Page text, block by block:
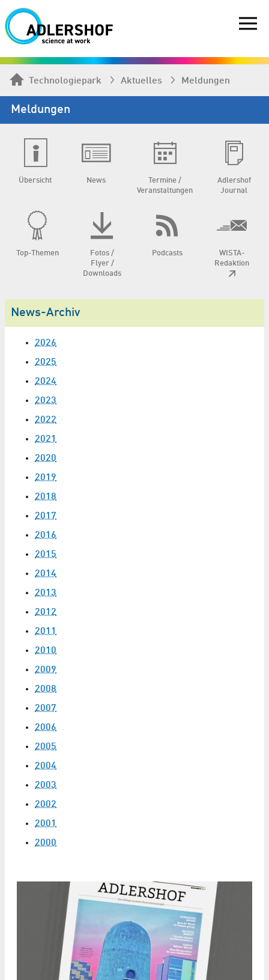
Technologiepark Aktuelles Meldungen
Meldungen
Übersicht News
Termine /
Veranstaltungen
Adlershof
Journal
Top-Themen
Fotos /
Flyer /
Downloads
Podcasts
WISTA-
Redaktion
News-Archiv
2026
2025
2024
2023
2022
2021
2020
2019
2018
2017
2016
2015
2014
2013
2012
2011
2010
2009
2008
2007
2006
2005
2004
2003
2002
2001
2000